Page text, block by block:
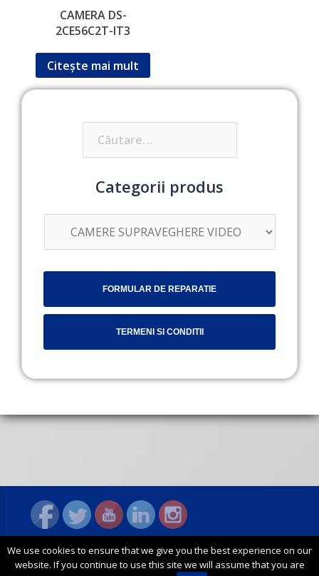
CAMERA DS-
2CE56C2T-IT3
Citește mai mult
Caută
Categorii produs
FORMULAR DE REPARATIE
TERMENI SI CONDITII
© 2026 General Security
We use cookies to ensure that we give you the best experience on our
website. If you continue to use this site we will assume that you are